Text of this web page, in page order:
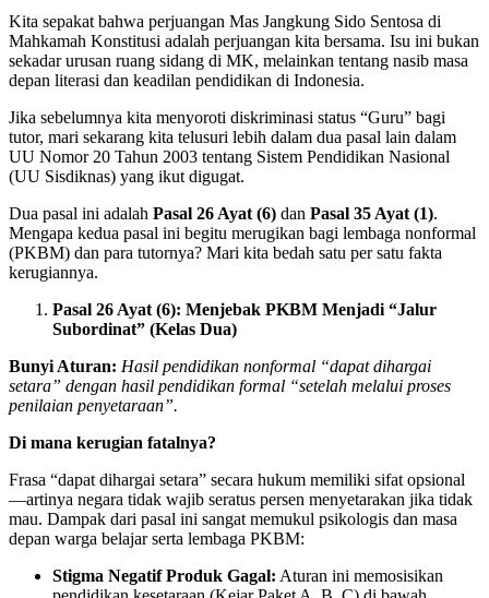
Kita sepakat bahwa perjuangan Mas Jangkung Sido Sentosa di
Mahkamah Konstitusi adalah perjuangan kita bersama. Isu ini bukan
sekadar urusan ruang sidang di MK, melainkan tentang nasib masa
depan literasi dan keadilan pendidikan di Indonesia.
Jika sebelumnya kita menyoroti diskriminasi status “Guru” bagi
tutor, mari sekarang kita telusuri lebih dalam dua pasal lain dalam
UU Nomor 20 Tahun 2003 tentang Sistem Pendidikan Nasional
(UU Sisdiknas) yang ikut digugat.
Dua pasal ini adalah Pasal 26 Ayat (6) dan Pasal 35 Ayat (1).
Mengapa kedua pasal ini begitu merugikan bagi lembaga nonformal
(PKBM) dan para tutornya? Mari kita bedah satu per satu fakta
kerugiannya.
Pasal 26 Ayat (6): Menjebak PKBM Menjadi “Jalur
Subordinat” (Kelas Dua)
Bunyi Aturan: Hasil pendidikan nonformal “dapat dihargai
setara” dengan hasil pendidikan formal “setelah melalui proses
penilaian penyetaraan”.
Di mana kerugian fatalnya?
Frasa “dapat dihargai setara” secara hukum memiliki sifat opsional
—artinya negara tidak wajib seratus persen menyetarakan jika tidak
mau. Dampak dari pasal ini sangat memukul psikologis dan masa
depan warga belajar serta lembaga PKBM:
Stigma Negatif Produk Gagal: Aturan ini memosisikan